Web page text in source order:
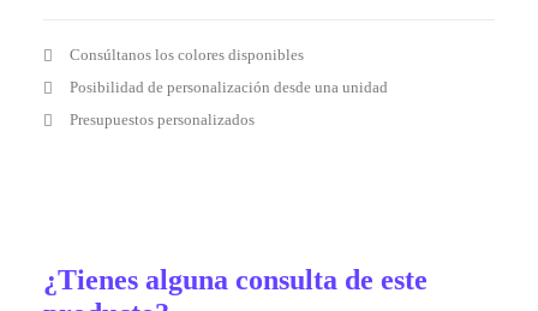
Consúltanos los colores disponibles
Posibilidad de personalización desde una unidad
Presupuestos personalizados
¿Tienes alguna consulta de este